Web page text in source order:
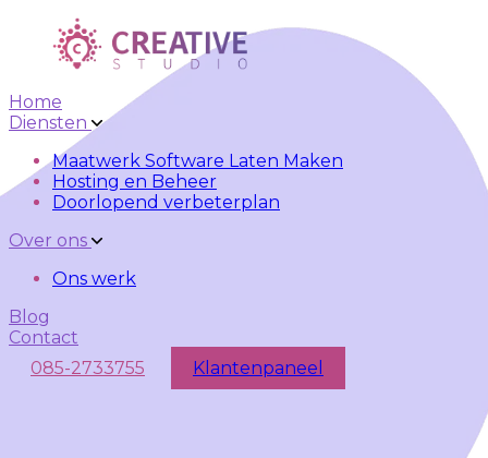
Skip to main content Skip to navigation
Home
Diensten
Maatwerk Software Laten Maken
Hosting en Beheer
Doorlopend verbeterplan
Over ons
Ons werk
Blog
Contact
085-2733755
Klantenpaneel